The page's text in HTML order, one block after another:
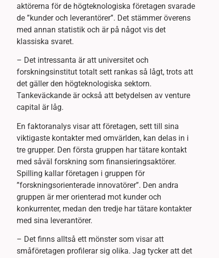
aktörerna för de högteknologiska företagen svarade
de ”kunder och leverantörer”. Det stämmer överens
med annan statistik och är på något vis det
klassiska svaret.
– Det intressanta är att universitet och
forskningsinstitut totalt sett rankas så lågt, trots att
det gäller den högteknologiska sektorn.
Tankeväckande är också att betydelsen av venture
capital är låg.
En faktoranalys visar att företagen, sett till sina
viktigaste kontakter med omvärlden, kan delas in i
tre grupper. Den första gruppen har tätare kontakt
med såväl forskning som finansieringsaktörer.
Spilling kallar företagen i gruppen för
”forskningsorienterade innovatörer”. Den andra
gruppen är mer orienterad mot kunder och
konkurrenter, medan den tredje har tätare kontakter
med sina leverantörer.
– Det finns alltså ett mönster som visar att
småföretagen profilerar sig olika. Jag tycker att det